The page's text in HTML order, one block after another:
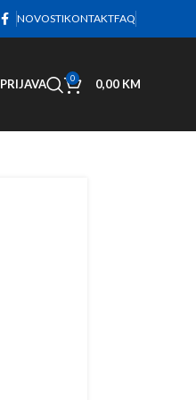
NOVOSTIKONTAKTFAQ
PRIJAVA 0 0,00 KM